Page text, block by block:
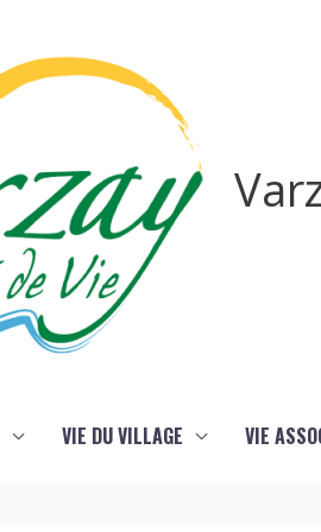
VIE DU VILLAGE VIE